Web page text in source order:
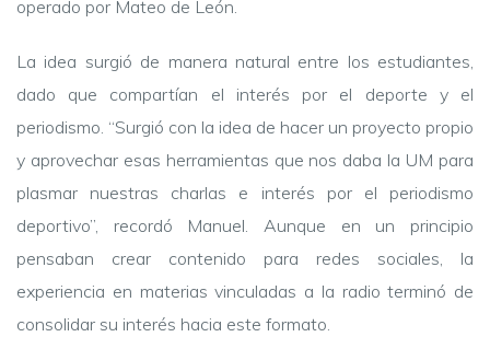
operado por Mateo de León.
La idea surgió de manera natural entre los estudiantes,
dado que compartían el interés por el deporte y el
periodismo. “Surgió con la idea de hacer un proyecto propio
y aprovechar esas herramientas que nos daba la UM para
plasmar nuestras charlas e interés por el periodismo
deportivo”, recordó Manuel. Aunque en un principio
pensaban crear contenido para redes sociales, la
experiencia en materias vinculadas a la radio terminó de
consolidar su interés hacia este formato.